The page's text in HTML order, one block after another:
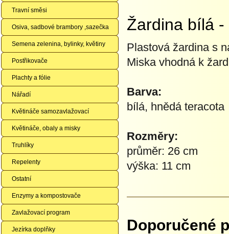
Travní směsi
Osiva, sadbové brambory ,sazečka
Semena zelenina, bylinky, květiny
Postřikovače
Plachty a fólie
Nářadí
Květináče samozavlažovací
Květináče, obaly a misky
Truhlíky
Repelenty
Ostatní
Enzymy a kompostovače
Zavlažovací program
Jezírka doplňky
Žardina bílá -
Plastová žardina s
Miska vhodná k
Barva:
bílá, hnědá teracota
Rozměry:
průměr: 26 cm
výška: 11 cm
Doporučené